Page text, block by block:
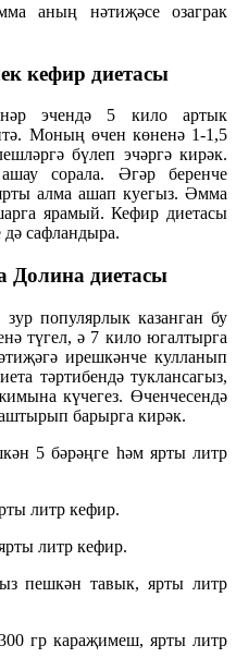
аның нәтиҗәсе озаграк
кефир диетасы
эчендә 5 кило артык
Моның өчен көненә 1-1,5
бүлеп эчәргә кирәк.
сорала. Әгәр беренче
алма ашап куегыз. Әмма
ярамый. Кефир диетасы
сафландыра.
диетасы
популярлык казанган бу
түгел, ә 7 кило югалтырга
ирешкәнче кулланып
тәртибендә туклансагыз,
күчегез. Өченчесендә
барырга кирәк.
5 бәрәңге һәм ярты литр
литр кефир.
литр кефир.
пешкән тавык, ярты литр
гр караҗимеш, ярты литр